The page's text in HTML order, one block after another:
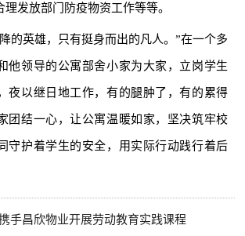
发放部门防疫物资工作等等。
的英雄，只有挺身而出的凡人。”在一个多
他领导的公寓部舍小家为大家，立岗学生
夜以继日地工作，有的腿肿了，有的累得
团结一心，让公寓温暖如家，坚决筑牢校
守护着学生的安全，用实际行动践行着后
手昌欣物业开展劳动教育实践课程